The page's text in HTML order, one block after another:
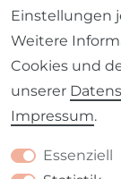
die reguläre
Einstellungen
Weitere
Cookies und
unserer
Impressum.
Essenziell